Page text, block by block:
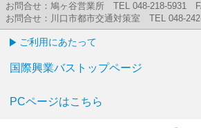
お問合せ：鳩ヶ谷営業所 TEL 048-218-5931
お問合せ：川口市都市交通対策室 TEL 048-
ご利用にあたって
国際興業バストップページ
PCページはこちら